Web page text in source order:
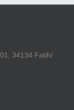
34134 Fatih/